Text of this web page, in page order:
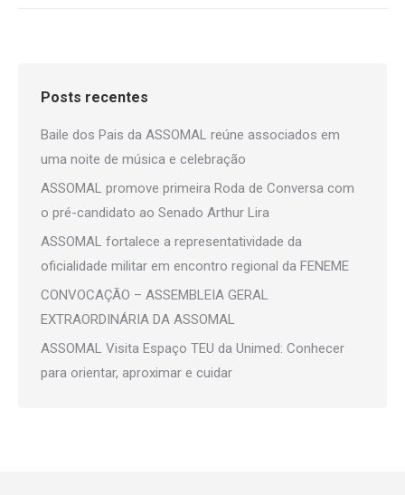
Posts recentes
Baile dos Pais da ASSOMAL reúne associados em
uma noite de música e celebração
ASSOMAL promove primeira Roda de Conversa com
o pré-candidato ao Senado Arthur Lira
ASSOMAL fortalece a representatividade da
oficialidade militar em encontro regional da FENEME
CONVOCAÇÃO – ASSEMBLEIA GERAL
EXTRAORDINÁRIA DA ASSOMAL
ASSOMAL Visita Espaço TEU da Unimed: Conhecer
para orientar, aproximar e cuidar